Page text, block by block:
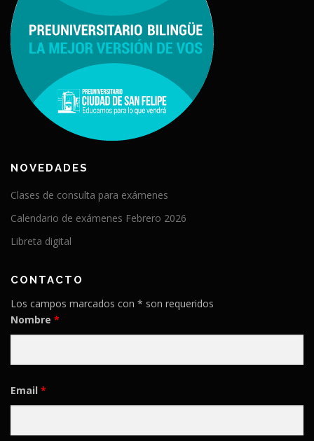
NOVEDADES
Clases de consulta para exámenes
Calendario de exámenes Febrero 2026
Libreta digital
CONTACTO
Los campos marcados con * son requeridos
Nombre *
Email *